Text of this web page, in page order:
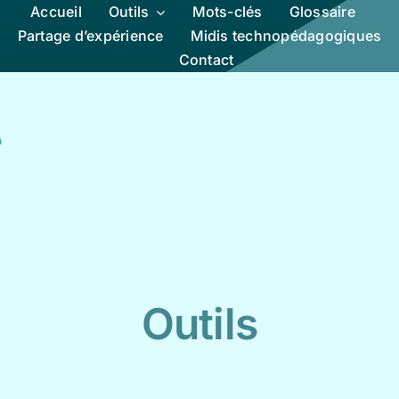
Accueil Outils Mots-clés
Glossaire
Partage d’expérience
Midis technopédagogiques
Contact
Outils